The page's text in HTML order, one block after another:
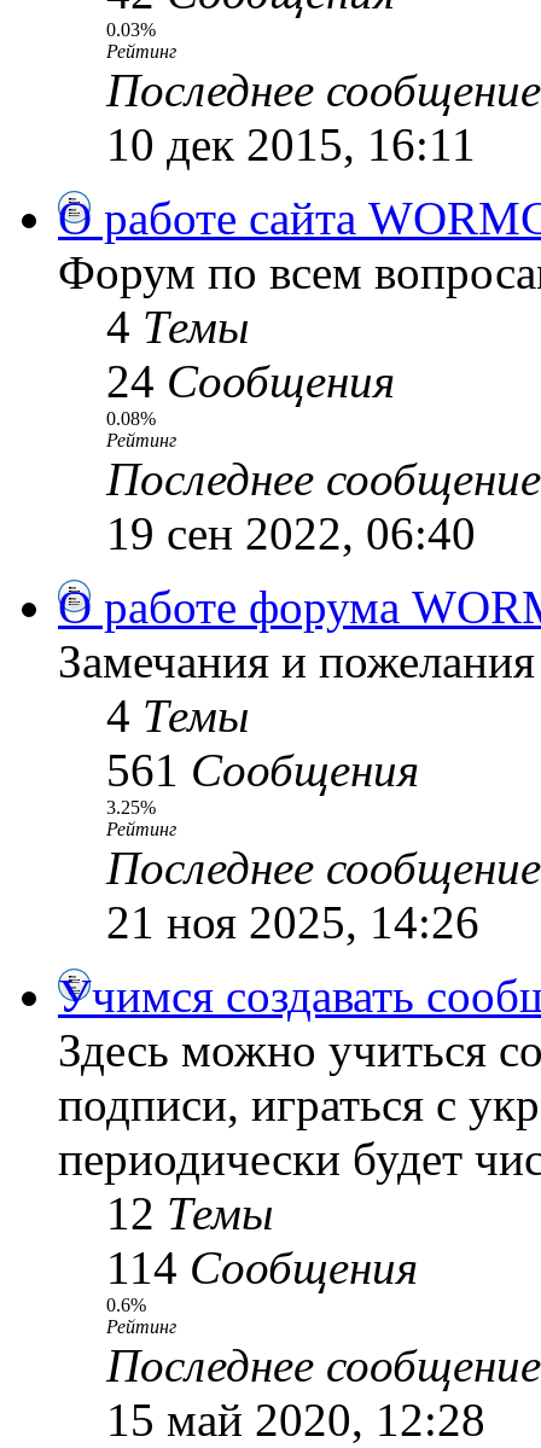
0.03%
Рейтинг
Последнее сообщение
10 дек 2015, 16:11
О работе сайта
Форум по всем
4 Темы
24 Сообщения
0.08%
Рейтинг
Последнее сообщение
19 сен 2022, 06:40
О работе форума
Замечания и
4 Темы
561 Сообщения
3.25%
Рейтинг
Последнее сообщение
21 ноя 2025, 14:26
Учимся создавать
Здесь можно учиться
подписи, играться с
периодически будет
12 Темы
114 Сообщения
0.6%
Рейтинг
Последнее сообщение
15 май 2020, 12:28